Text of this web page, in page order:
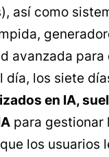
así como
avanzada
día, los siete
en IA,
para gestionar
los usuarios